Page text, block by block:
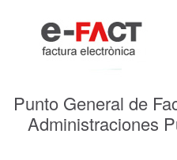
Punto General de
Administraciones